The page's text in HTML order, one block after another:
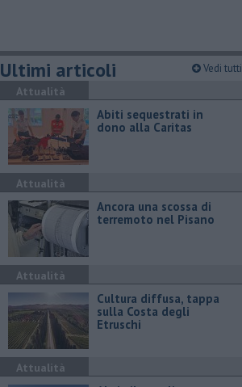
Ultimi articoli Vedi tutti
Attualità
Abiti sequestrati in
dono alla Caritas
Attualità
Ancora una scossa di
terremoto nel Pisano
Attualità
Cultura diffusa, tappa
sulla Costa degli
Etruschi
Attualità